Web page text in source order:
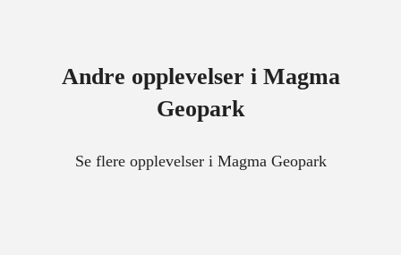
Andre opplevelser i Magma
Geopark
Se flere opplevelser i Magma Geopark